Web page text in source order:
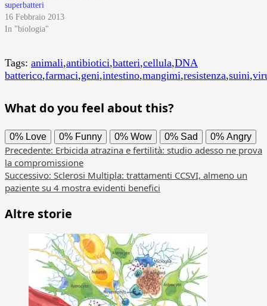
superbatteri
16 Febbraio 2013
In "biologia"
Tags: animali,antibiotici,batteri,cellula,DNA
batterico,farmaci,geni,intestino,mangimi,resistenza,suini,
What do you feel about this?
0% Love 0% Funny 0% Wow 0% Sad 0% Angry
Navigazione
articolo
Precedente: Erbicida atrazina e fertilità: studio adesso ne prova
la compromissione
Successivo: Sclerosi Multipla: trattamenti CCSVI, almeno un
paziente su 4 mostra evidenti benefici
Altre storie